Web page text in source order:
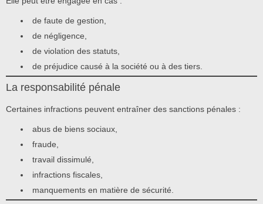
de faute de gestion,
de négligence,
de violation des statuts,
de préjudice causé à la société ou à des tiers.
La responsabilité pénale
Certaines infractions peuvent entraîner des sanctions pénales :
abus de biens sociaux,
fraude,
travail dissimulé,
infractions fiscales,
manquements en matière de sécurité.